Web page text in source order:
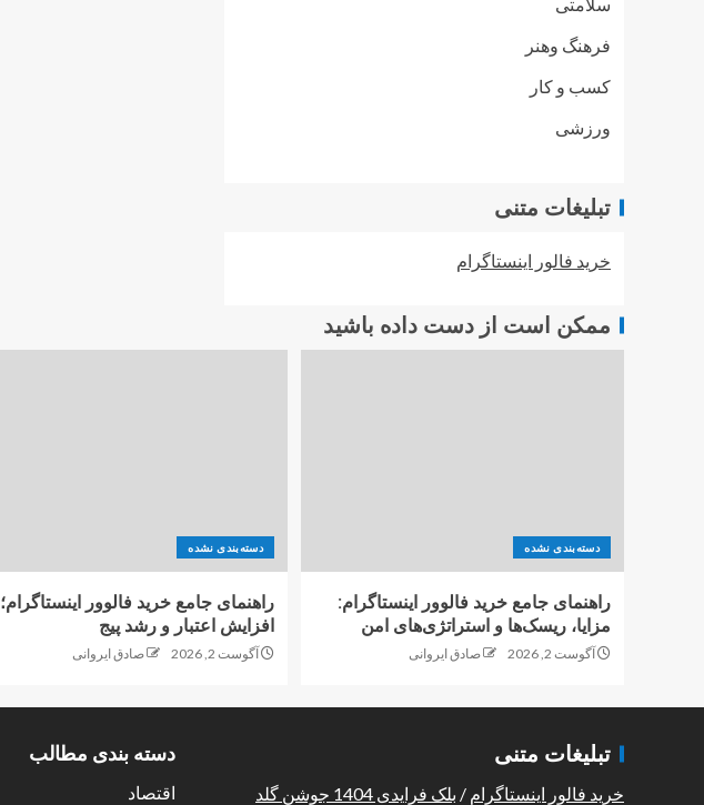
فرهنگ وهنر
کسب و کار
ورزشی
تبلیغات متنی
خرید فالور اینستاگرام
ممکن است از دست داده باشید
دسته‌بندی نشده
راهنمای جامع خرید فالوور اینستاگرام:
مزایا، ریسک‌ها و استراتژی‌های امن
آگوست 2, 2026 صادق ایروانی
دسته‌بندی نشده
راهنمای جامع خرید فالوور اینستاگرام؛
افزایش اعتبار و رشد پیج
آگوست 2, 2026 صادق ایروانی
دسته بندی مطالب
اقتصاد
تبلیغات متنی
خرید فالور اینستاگرام / بلک فرایدی 1404 جوشن گلد